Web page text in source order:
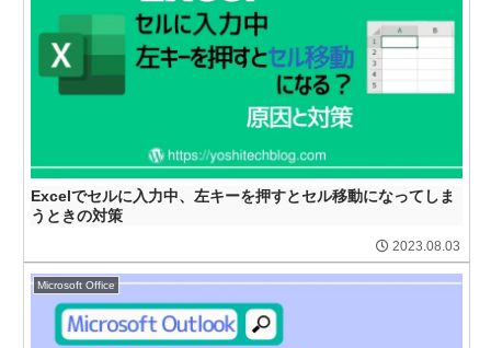
Excelでセルに入力中、左キーを押すとセル移動になってしま
うときの対策
2023.08.03
Microsoft Office